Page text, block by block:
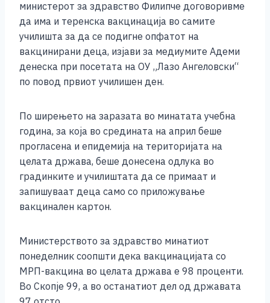
министерот за здравство Филипче договоривме
да има и теренска вакцинација во самите
училишта за да се подигне опфатот на
вакцинирани деца, изјави за медиумите Адеми
денеска при посетата на ОУ „Лазо Ангеловски“
по повод првиот училишен ден.
По ширењето на заразата во минатата учебна
година, за која во средината на април беше
прогласена и епидемија на територијата на
целата држава, беше донесена одлука во
градинките и училиштата да се примаат и
запишуваат деца само со приложување
вакцинален картон.
Министерството за здравство минатиот
понеделник соопшти дека вакцинацијата со
МРП-вакцина во целата држава е 98 проценти.
Во Скопје 99, а во останатиот дел од државата